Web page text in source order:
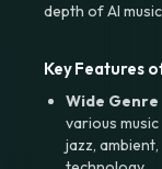
depth of AI
Key Features
Wide
various
jazz,